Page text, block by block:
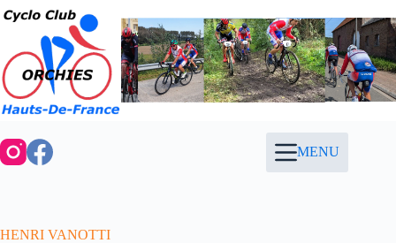
Passer
au
contenu
MENU
HENRI VANOTTI